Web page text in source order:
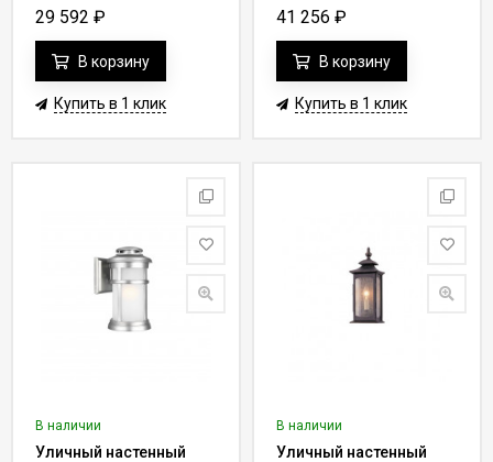
S-ANBZ
29 592 ₽
В корзину
Купить в 1 клик
M-ANBZ
41 256 ₽
В корзину
Купить в 1 клик
В наличии
Уличный настенный
В наличии
Уличный настенный